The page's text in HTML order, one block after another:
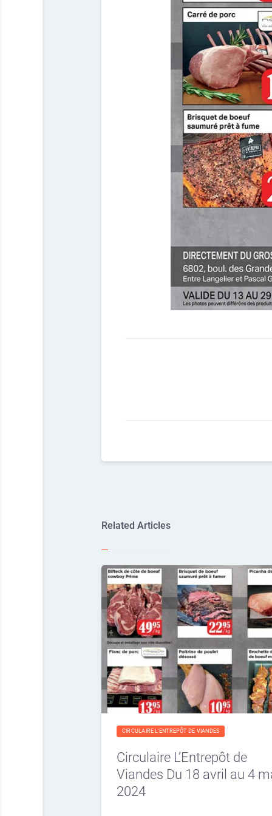
Related Articles
CIRCULAIRE L'ENTREPÔT DE VIANDES
Circulaire L’Entrepôt de
Viandes Du 18 avril au 4
2024